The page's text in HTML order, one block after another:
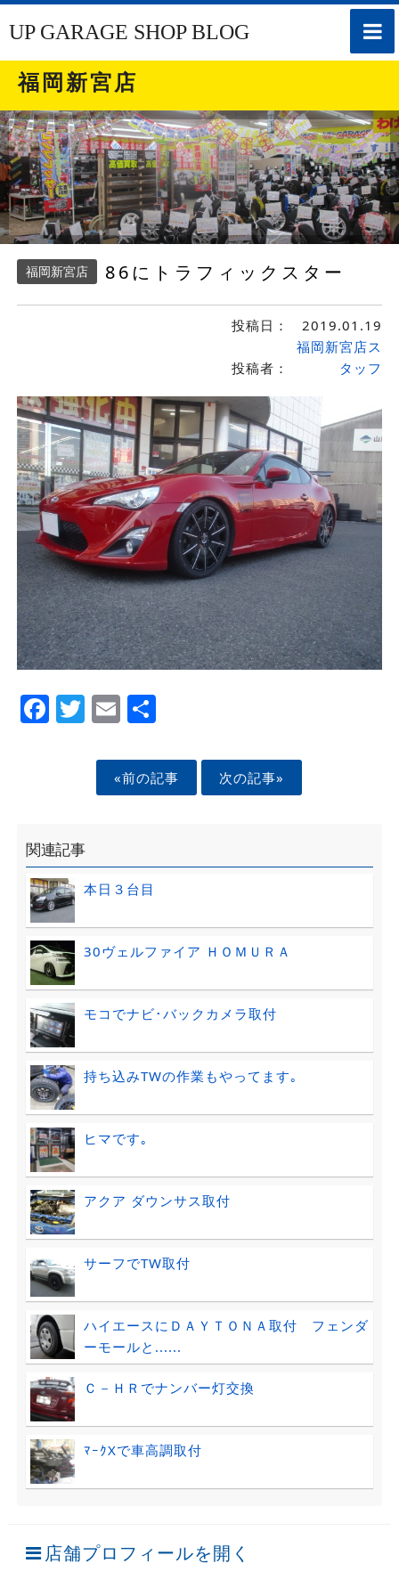
toggle
UP GARAGE SHOP BLOG
福岡新宮店
福岡新宮店 86にトラフィックスター
投稿日： 2019.01.19
投稿者：
福岡新宮店ス
タッフ
Facebook
Twitter
EmailShare
«前の記事 次の記事»
関連記事
本日３台目
30ヴェルファイア ＨＯＭＵＲＡ
モコでナビ･バックカメラ取付
持ち込みTWの作業もやってます｡
ヒマです｡
アクア ダウンサス取付
サーフでTW取付
ハイエースにＤＡＹＴＯＮＡ取付 フェンダ
ーモールと......
Ｃ－ＨＲでナンバー灯交換
ﾏｰｸXで車高調取付
店舗プロフィールを開く